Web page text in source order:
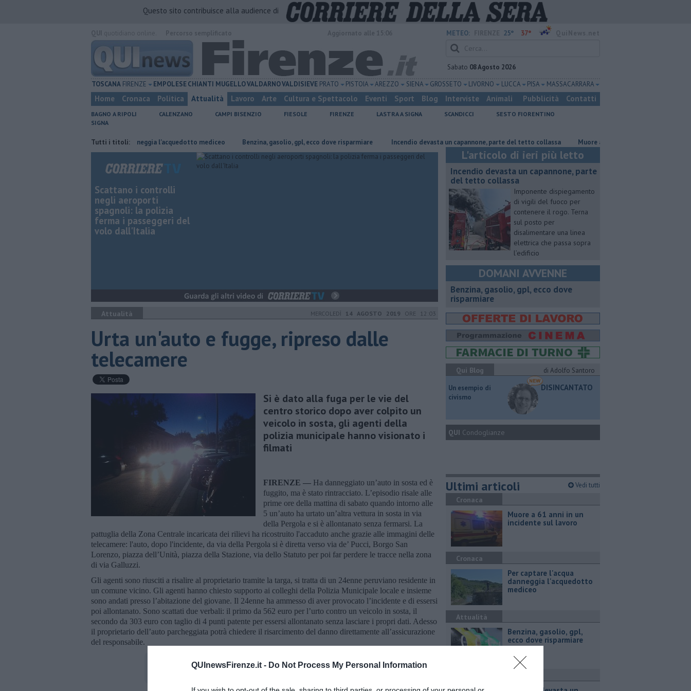
QUInewsFirenze.it - Do Not Process My Personal Information
Questo sito contribuisce alla audience di
METEO: 25° 37°
Sabato 08 Agosto 2026
TOSCANA FIRENZE EMPOLESECHIANTI MUGELLOVALDARNOVALDISIEVE PRATO PISTOIA AREZZO SIENA GROSSETO LIVORNO LUCCA PISA MASSA CARRARA
Home Cronaca Politica Attualità Lavoro Arte Cultura e Spettacolo Eventi Sport Blog Interviste Animali Pubblicità Contatti
BAGNO A RIPOLI CALENZANO CAMPI BISENZIO FIESOLE FIRENZE LASTRA A SIGNA SCANDICCI
SESTO FIORENTINO
SIGNA
Tutti i titoli:
Per captare l'acqua danneggia l'acquedotto mediceo ​Benzina, gasolio, gpl, ecco dove risparmiare Incendio devasta un capannone, parte del tetto collassa Muore a 61 anni in un incidente sul lavoro
Scattano i controlli
negli aeroporti
spagnoli: la polizia
ferma i passeggeri del
volo dall'Italia
Attualità MERCOLEDÌ 14 AGOSTO 2019 ORE 12:03
Urta un'auto e fugge, ripreso dalle
telecamere
Si è dato alla fuga per le vie del
centro storico dopo aver colpito un
veicolo in sosta, gli agenti della
polizia municipale hanno visionato i
filmati
FIRENZE — Ha danneggiato un’auto in sosta ed è
fuggito, ma è stato rintracciato. L’episodio risale alle
prime ore della mattina di sabato quando intorno alle
5 un’auto ha urtato un’altra vettura in sosta in via
della Pergola e si è allontanato senza fermarsi. La
pattuglia della Zona Centrale incaricata dei rilievi ha ricostruito l'accaduto anche grazie alle immagini delle
telecamere: l'auto, dopo l'incidente, da via della Pergola si è diretta verso via de’ Pucci, Borgo San
Lorenzo, piazza dell’Unità, piazza della Stazione, via dello Statuto per poi far perdere le tracce nella zona
di via Galluzzi.
Gli agenti sono riusciti a risalire al proprietario tramite la targa, si tratta di un 24enne peruviano residente in
un comune vicino. Gli agenti hanno chiesto supporto ai colleghi della Polizia Municipale locale e insieme
sono andati presso l’abitazione del giovane. Il 24enne ha ammesso di aver provocato l’incidente e di essersi
poi allontanato. Sono scattati due verbali: il primo da 562 euro per l’urto contro un veicolo in sosta, il
secondo da 303 euro con taglio di 4 punti patente per essersi allontanato senza lasciare i propri dati. Adesso
il proprietario dell’auto parcheggiata potrà chiedere il risarcimento del danno direttamente all’assicurazione
del responsabile.
L'articolo di ieri più letto
Incendio devasta un capannone, parte
del tetto collassa
Imponente dispiegamento
di vigili del fuoco per
contenere il rogo. Terna
sul posto per
disalimentare una linea
elettrica che passa sopra
l’edificio
DOMANI AVVENNE
​Benzina, gasolio, gpl, ecco dove
risparmiare
Qui Blog
di Adolfo Santoro
​Un esempio di
civismo
DISINCANTATO
QUI Condoglianze
Ultimi articoli Vedi tutti
Cronaca
Muore a 61 anni in un
incidente sul lavoro
Cronaca
Per captare l'acqua
danneggia l'acquedotto
mediceo
Attualità
​Benzina, gasolio, gpl,
ecco dove risparmiare